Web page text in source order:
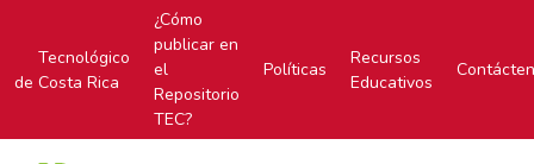
Tecnológico
de Costa Rica
¿Cómo
publicar en
el
Repositorio
TEC?
Políticas
Recursos
Educativos